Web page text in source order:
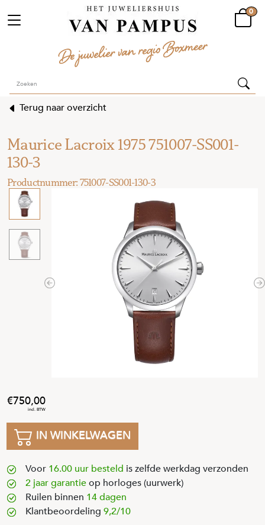
0
Terug naar overzicht
Maurice Lacroix 1975 751007-SS001-
130-3
Previous
750,00
IN WINKELWAGEN
Voor 16.00 uur besteld is zelfde werkdag verzonden
2 jaar garantieop horloges (uurwerk)
Ruilen binnen 14 dagen
Klantbeoordeling 9,2/10